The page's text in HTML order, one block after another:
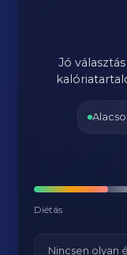
Jó
Diétás
Nincsen olyan